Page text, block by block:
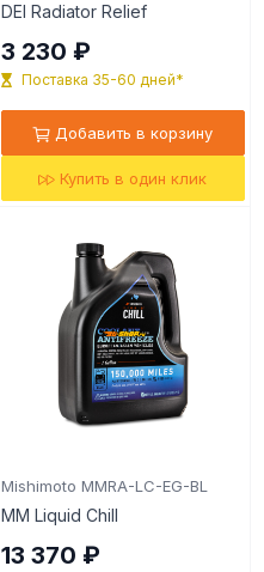
DEI Radiator Relief
3 230 ₽
Поставка 35-60 дней*
Добавить в корзину
Купить в один клик
Mishimoto MMRA-LC-EG-BL
MM Liquid Chill
13 370 ₽